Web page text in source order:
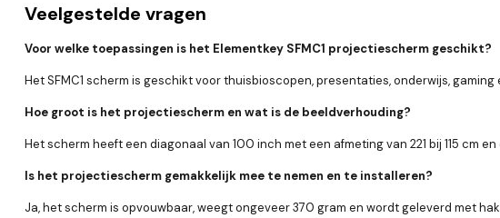
Veelgestelde vragen
Voor welke toepassingen is het Elementkey SFMC1 projectiescherm geschikt?
Het SFMC1 scherm is geschikt voor thuisbioscopen, presentaties, onderwijs,
Hoe groot is het projectiescherm en wat is de beeldverhouding?
Het scherm heeft een diagonaal van 100 inch met een afmeting van 221 bij 115 cm
Is het projectiescherm gemakkelijk mee te nemen en te installeren?
Ja, het scherm is opvouwbaar, weegt ongeveer 370 gram en wordt geleverd met